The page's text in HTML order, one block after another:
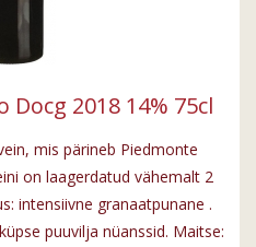
2018 14% 75cl
mis pärineb Piedmonte
on laagerdatud vähemalt 2
intensiivne granaatpunane .
puuvilja nüanssid. Maitse: